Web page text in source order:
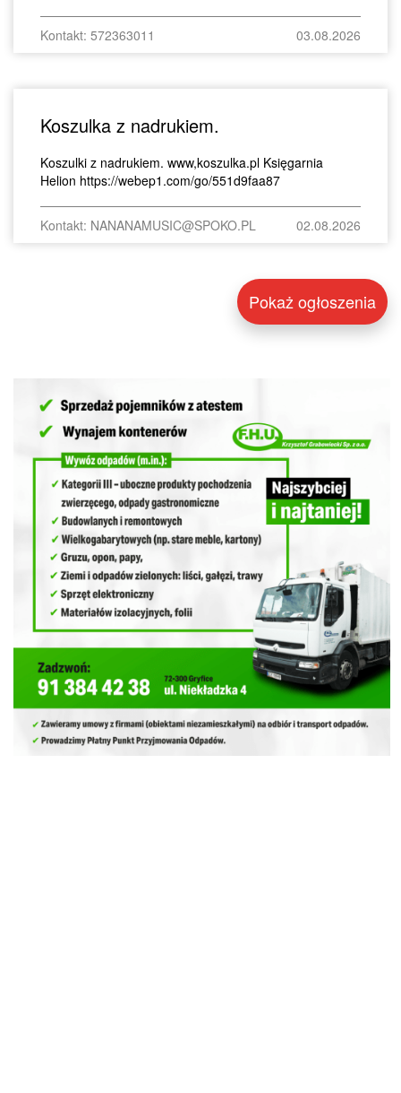
Kontakt: 572363011 03.08.2026
Koszulka z nadrukiem.
Koszulki z nadrukiem. www,koszulka.pl Księgarnia
Helion https://webep1.com/go/551d9faa87
Kontakt: NANANAMUSIC@SPOKO.PL 02.08.2026
Pokaż ogłoszenia